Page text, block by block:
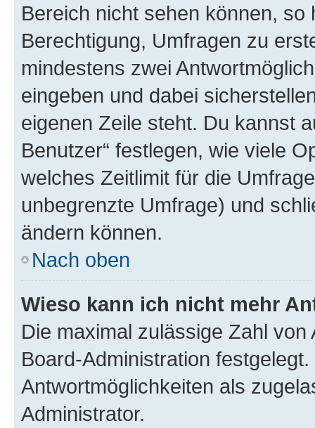
Bereich nicht sehen können,
Berechtigung, Umfragen zu
mindestens zwei
eingeben und dabei
eigenen Zeile steht. Du kannst
Benutzer“ festlegen, wie viele
welches Zeitlimit für die
unbegrenzte Umfrage) und
ändern können.
Nach oben
Wieso kann ich nicht mehr
Die maximal zulässige Zahl
Board-Administration
Antwortmöglichkeiten als
Administrator.